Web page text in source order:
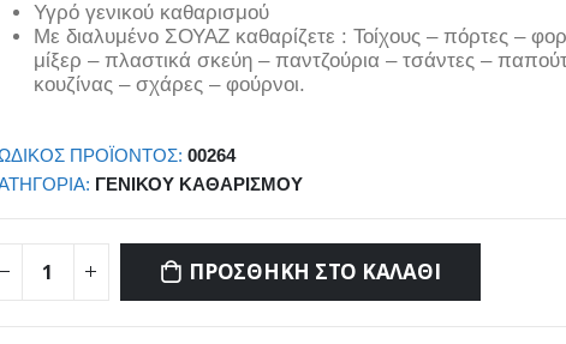
Υγρό γενικού καθαρισμού
Με διαλυμένο ΣΟΥΑΖ καθαρίζετε : Τοίχους – πόρτες –
μίξερ – πλαστικά σκεύη – παντζούρια – τσάντες –
κουζίνας – σχάρες – φούρνοι.
ΠΡΟΪΌΝΤΟΣ: 00264
ΓΕΝΙΚΟΎ ΚΑΘΑΡΙΣΜΟΎ
ΠΡΟΣΘΉΚΗ ΣΤΟ ΚΑΛΆΘΙ